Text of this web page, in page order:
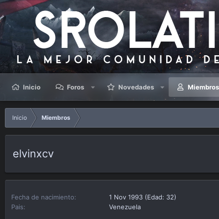
Inicio Foros Novedades Miembros
Inicio Miembros
elvinxcv
Fecha de nacimiento
1 Nov 1993 (Edad: 32)
Pais
Venezuela